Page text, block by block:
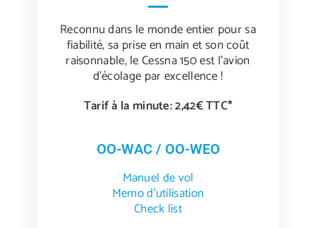
Reconnu dans le monde entier pour sa
fiabilité, sa prise en main et son coût
raisonnable, le Cessna 150 est l’avion
d’écolage par excellence !
Tarif à la minute: 2,42€ TTC*
OO-WAC / OO-WEO
Manuel de vol
Memo d’utilisation
Check list